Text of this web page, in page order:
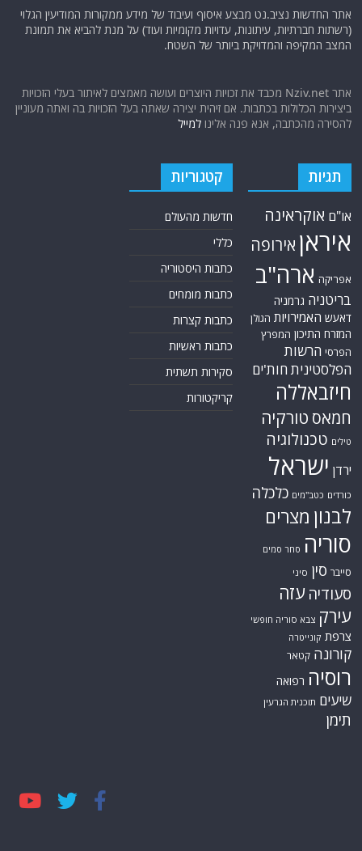
אתר החדשות נציב.נט מבצע איסוף ועיבוד של מידע ממקורות המודיעין הגלוי
(רשתות חברתיות, עיתונות, עדויות מקומיות ועוד) על מנת להביא את תמונת
המצב המקיפה והמדויקת ביותר של השטח.
אתר Nziv.net מכבד את זכויות היוצרים ועושה מאמצים לאיתור בעלי הזכויות
ביצירות הכלולות בכתבות. אם זיהית יצירה שאתה בעל הזכויות בה ואתה מעוניין
להסירה מהכתבה, אנא פנה אלינולמייל
תגיות
או"ם אוקראינה
איראן אירופה
אפריקה ארה"ב
בריטניה גרמניה
דאעש האמירויות הגולן
המזרח התיכון המפרץ
הפרסי הרשות
הפלסטיניתחות'ים
חיזבאללה
חמאס טורקיה
טילים טכנולוגיה
ירדן ישראל
כורדים כטב"מים כלכלה
לבנון מצרים
סוריה סחר סמים
סייבר סין סיני
סעודיה עזה
עירק צבא סוריה חופשי
צרפת קונייטרה
קורונה קטאר
רוסיה רפואה
שיעים תוכנית הגרעין
תימן
קטגוריות
חדשות מהעולם
כללי
כתבות היסטוריה
כתבות מומחים
כתבות קצרות
כתבות ראשיות
סקירות תשתית
קריקטורות